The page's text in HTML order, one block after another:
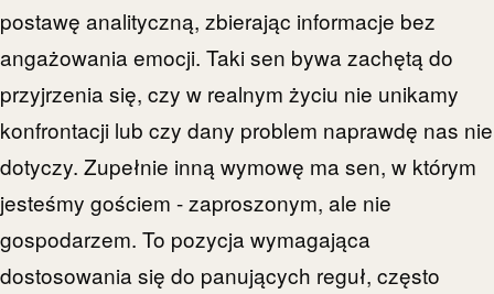
postawę analityczną, zbierając informacje bez
angażowania emocji. Taki sen bywa zachętą do
przyjrzenia się, czy w realnym życiu nie unikamy
konfrontacji lub czy dany problem naprawdę nas nie
dotyczy. Zupełnie inną wymowę ma sen, w którym
jesteśmy gościem - zaproszonym, ale nie
gospodarzem. To pozycja wymagająca
dostosowania się do panujących reguł, często